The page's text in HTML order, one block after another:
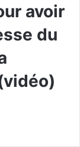
avoir
du